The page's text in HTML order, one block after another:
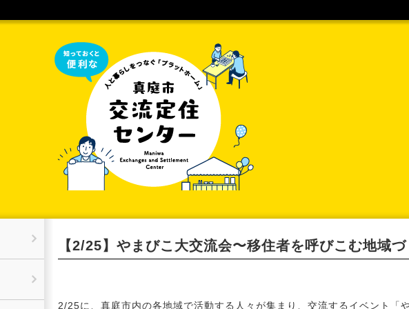
【2/25】やまびこ大交流会〜移住者を呼びこむ地域
2/25に、真庭市内の各地域で活動する人々が集まり、交流するイベント「